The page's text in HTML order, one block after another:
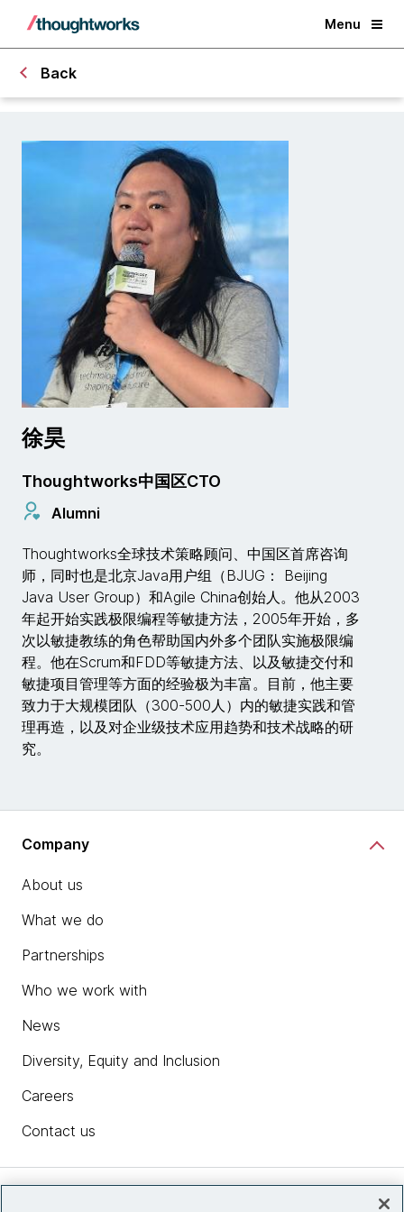
Menu
Back
徐昊
Thoughtworks中国区CTO
Alumni
Thoughtworks全球技术策略顾问、中国区首席咨询
师，同时也是北京Java用户组（BJUG： Beijing
Java User Group）和Agile China创始人。他从2003
年起开始实践极限编程等敏捷方法，2005年开始，多
次以敏捷教练的角色帮助国内外多个团队实施极限编
程。他在Scrum和FDD等敏捷方法、以及敏捷交付和
敏捷项目管理等方面的经验极为丰富。目前，他主要
致力于大规模团队（300-500人）内的敏捷实践和管
理再造，以及对企业级技术应用趋势和技术战略的研
究。
Company
About us
What we do
Partnerships
Who we work with
News
Diversity, Equity and Inclusion
Careers
Contact us